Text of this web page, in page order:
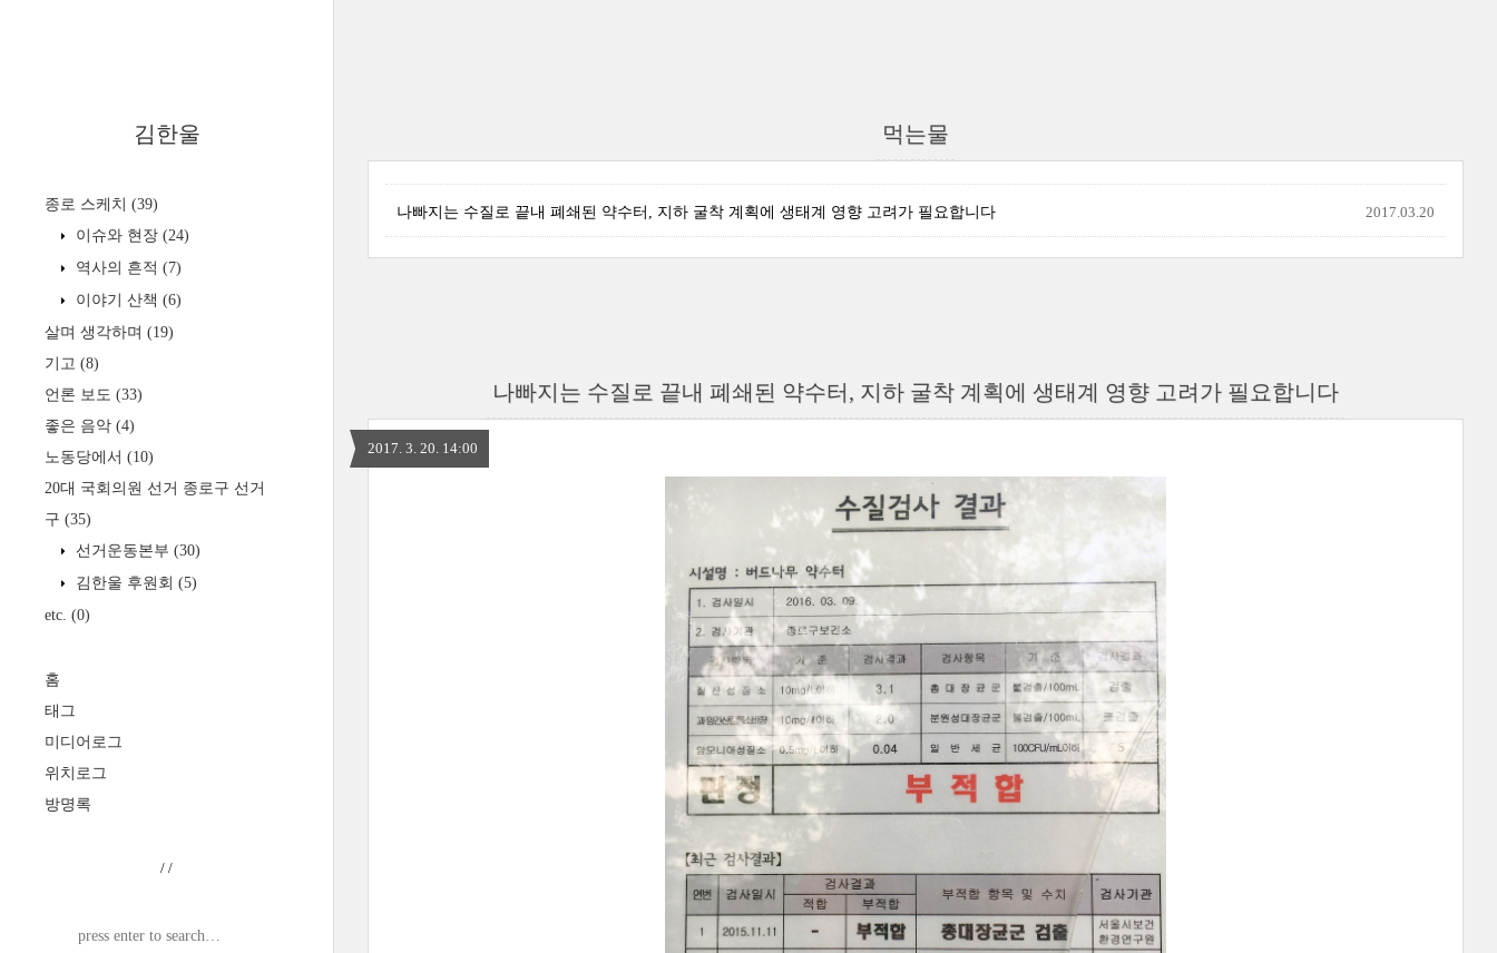
김한울
종로 스케치 (39)
이슈와 현장 (24)
역사의 흔적 (7)
이야기 산책 (6)
살며 생각하며 (19)
기고 (8)
언론 보도 (33)
좋은 음악 (4)
노동당에서 (10)
20대 국회의원 선거 종로구 선거
구 (35)
선거운동본부 (30)
김한울 후원회 (5)
etc. (0)
홈
태그
미디어로그
위치로그
방명록
/ /
먹는물
나빠지는 수질로 끝내 폐쇄된 약수터, 지하 굴착 계획에 생태계 영향 고려가 필요합니다 2017.03.20
나빠지는 수질로 끝내 폐쇄된 약수터, 지하 굴착 계획에 생태계 영향 고려가 필요합니다
2017. 3. 20. 14:00